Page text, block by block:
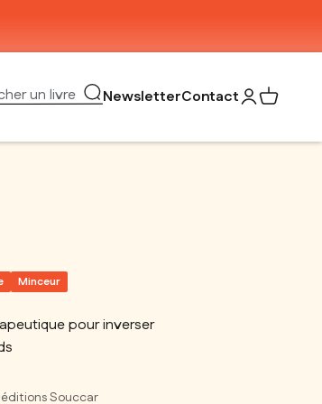
recherche
un livre NewsletterContactOuvrir le
Voir mon
Minceur
pour inverser
Souccar